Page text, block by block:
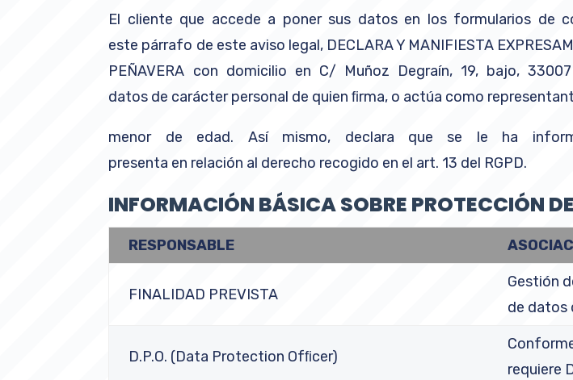
El cliente que accede a poner sus datos en los formularios de
este párrafo de este aviso legal, DECLARA Y MANIFIESTA
PEÑAVERA con domicilio en C/ Muñoz Degraín, 19, bajo,
datos de carácter personal de quien ﬁrma, o actúa como
menor de edad. Así mismo, declara que se le ha
presenta en relación al derecho recogido en el art. 13 del RGPD.
INFORMACIÓN BÁSICA SOBRE PROTECCIÓN
RESPONSABLE
FINALIDAD PREVISTA
Gestión
de datos
D.P.O. (Data Protection Ofﬁcer)
requiere